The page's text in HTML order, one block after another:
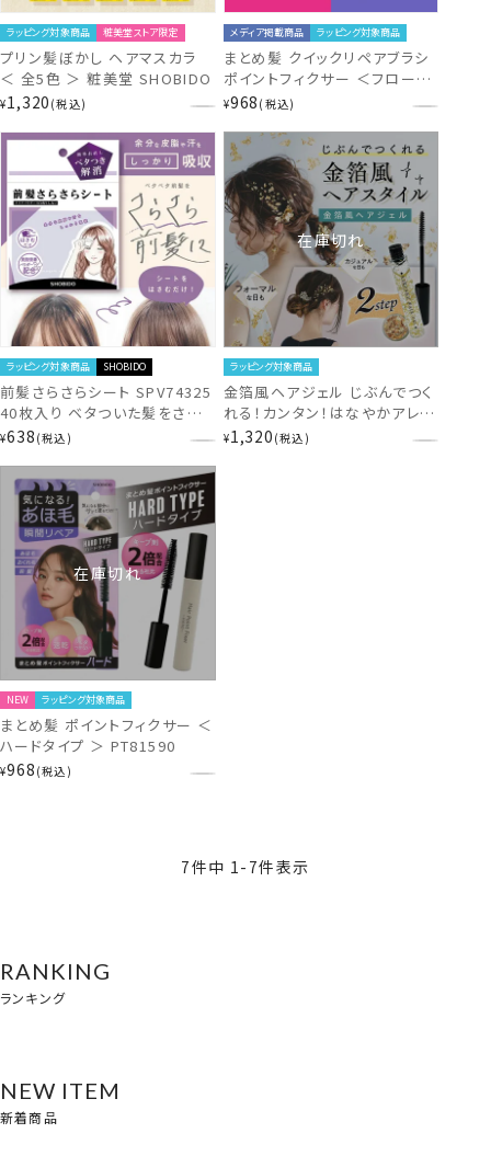
ラッピング対象商品 粧美堂ストア限定
プリン髪ぼかし ヘアマスカラ
＜ 全5色 ＞ 粧美堂 SHOBIDO
¥1,320 税込
メディア掲載商品 ラッピング対象商品
まとめ髪 クイックリペアブラシ
ポイントフィクサー ＜フローラ
ルの香り/星のカービィ/ハード
¥968 税込
ラッピング対象商品 SHOBIDO
前髪さらさらシート SPV74325
40枚入り ベタついた髪をさらさ
らに さらさらパウダー 簡単お
着 はさむだけ
¥638 税込
在庫切れ
ラッピング対象商品
金箔風ヘアジェル じぶんでつく
れる！カンタン！はなやかアレン
ジ ヘアスタイリング料 無香料
¥1,320 税込
在庫切れ
NEW ラッピング対象商品
まとめ髪 ポイントフィクサー ＜
ハードタイプ ＞ PT81590
¥968 税込
7件中 1- 7件表示
RANKING
ランキング
NEW ITEM
新着商品